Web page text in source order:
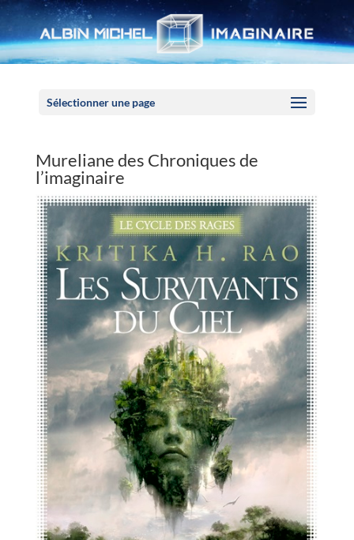
Sélectionner une page
Mureliane des Chroniques de
l’imaginaire
Panneau de gestion des cookies